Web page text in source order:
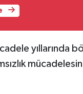
yıllarında